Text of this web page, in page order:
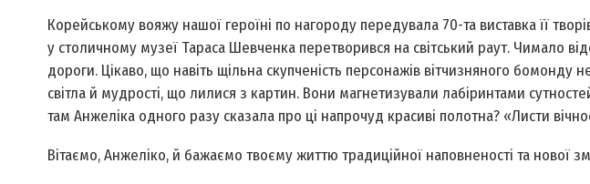
Корейському вояжу нашої героїні по нагороду передувала 70-та виставка її
у столичному музеї Тараса Шевченка перетворився на світський раут. Чимало
дороги. Цікаво, що навіть щільна скупченість персонажів вітчизняного бомонду
світла й мудрості, що лилися з картин. Вони магнетизували лабіринтами
там Анжеліка одного разу сказала про ці напрочуд красиві полотна? «Листи
Вітаємо, Анжеліко, й бажаємо твоєму життю традиційної наповненості та нової